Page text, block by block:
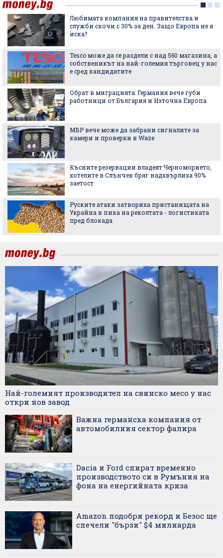
Любимата компания на правителства и
служби скочи с 30% за ден. Защо Европа не я
иска?
Tesco може да се раздели с над 560 магазина, а
собственикът на най-големия търговец у нас
е сред кандидатите
Обрат в миграцията: Германия вече губи
работници от България и Източна Европа
МВР вече може да забрани сигналите за
камери и проверки в Waze
Късните резервации владеят Черноморието,
хотелите в Слънчев бряг надхвърлиха 90%
заетост
Руските атаки затвориха пристанищата на
Украйна в пика на реколтата - логистиката
пред блокада
Най-големият производител на свинско месо у нас
откри нов завод
Важна германска компания от
автомобилния сектор фалира
Dacia и Ford спират временно
производството си в Румъния на
фона на енергийната криза
Amazon подобри рекорд и Безос ще
спечели "бързи" $4 милиарда